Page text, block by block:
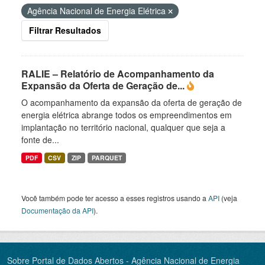
Agência Nacional de Energia Elétrica
Filtrar Resultados
RALIE – Relatório de Acompanhamento da
Expansão da Oferta de Geração de...
O acompanhamento da expansão da oferta de geração de
energia elétrica abrange todos os empreendimentos em
implantação no território nacional, qualquer que seja a
fonte de...
PDF CSV ZIP PARQUET
Você também pode ter acesso a esses registros usando a API (veja
Documentação da API).
Sobre Portal de Dados Abertos - Agência Nacional de Energia